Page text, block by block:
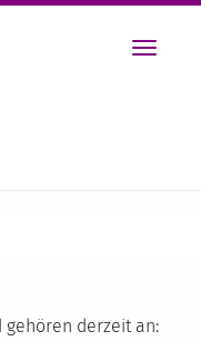
Toggle
gehören derzeit an: